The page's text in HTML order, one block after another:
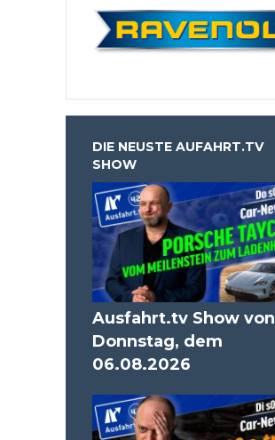
DIE NEUSTE AUFAHRT.TV
SHOW
Ausfahrt.tv Show von
Donnstag, dem
06.08.2026